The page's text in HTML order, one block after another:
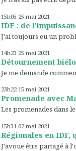
15h05 25 mai 2021
IDF : de
J'ai toujours eu un
14h23 25 mai 2021
Détournement
Je me demande
23h22 15 mai 2021
Promenade avec
Les promenades dans
15h31 02 mai 2021
Régionales en IDF,
J'avoue être partagé à